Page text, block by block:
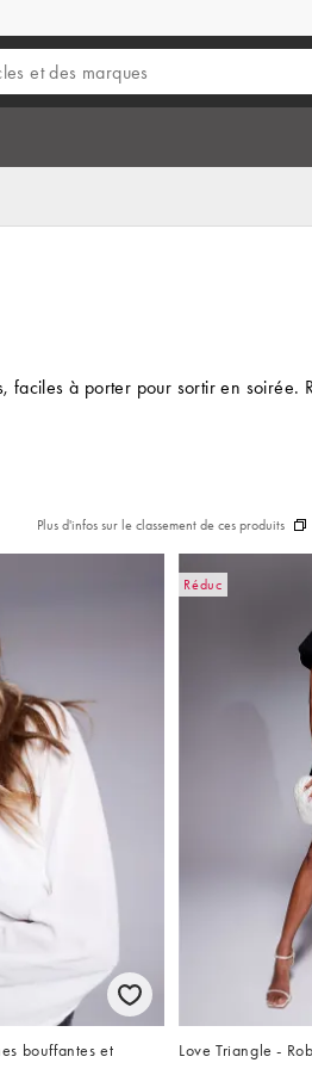
à porter pour sortir en
Plus d'infos sur le classement de ces produits
bouffantes et
Réduc
Love Triangle -